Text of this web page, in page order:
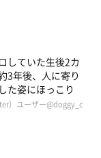
していた生後2カ
3年後、人に寄り
た姿にほっこり
）ユーザー@doggy_c